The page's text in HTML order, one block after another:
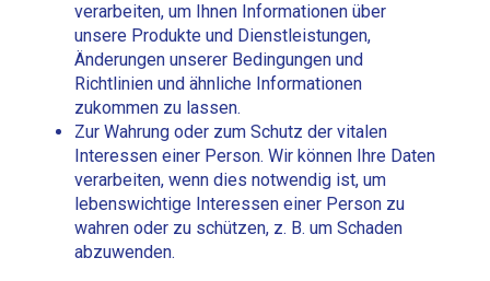
verarbeiten, um Ihnen Informationen über
unsere Produkte und Dienstleistungen,
Änderungen unserer Bedingungen und
Richtlinien und ähnliche Informationen
zukommen zu lassen.
Zur Wahrung oder zum Schutz der vitalen
Interessen einer Person. Wir können Ihre Daten
verarbeiten, wenn dies notwendig ist, um
lebenswichtige Interessen einer Person zu
wahren oder zu schützen, z. B. um Schaden
abzuwenden.